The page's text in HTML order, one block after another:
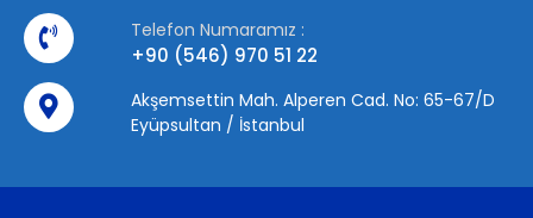
Telefon Numaramız :
+90 (546) 970 51 22
Akşemsettin Mah. Alperen Cad. No: 65-67/D
Eyüpsultan / İstanbul